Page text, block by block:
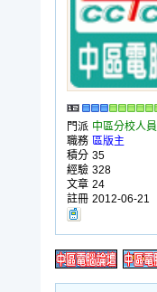
門派 中區分校人員
職務 區版主
積分 35
經驗 328
文章 24
註冊 2012-06-21